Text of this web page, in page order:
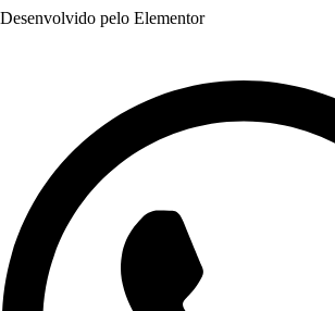
Desenvolvido pelo Elementor